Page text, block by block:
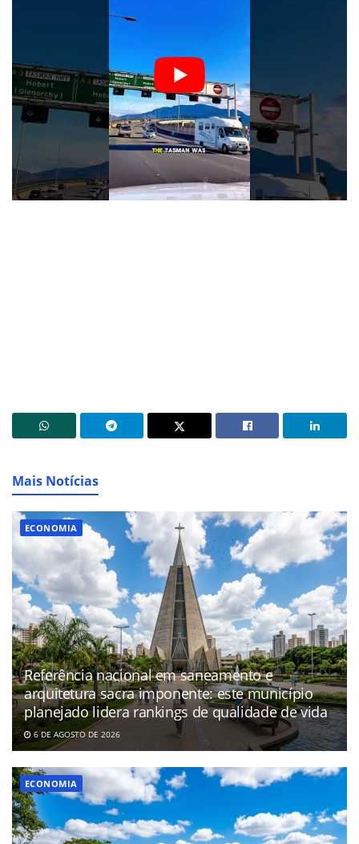
Mais Notícias
ECONOMIA
Referência nacional em saneamento e
arquitetura sacra imponente: este município
planejado lidera rankings de qualidade de vida
6 DE AGOSTO DE 2026
ECONOMIA